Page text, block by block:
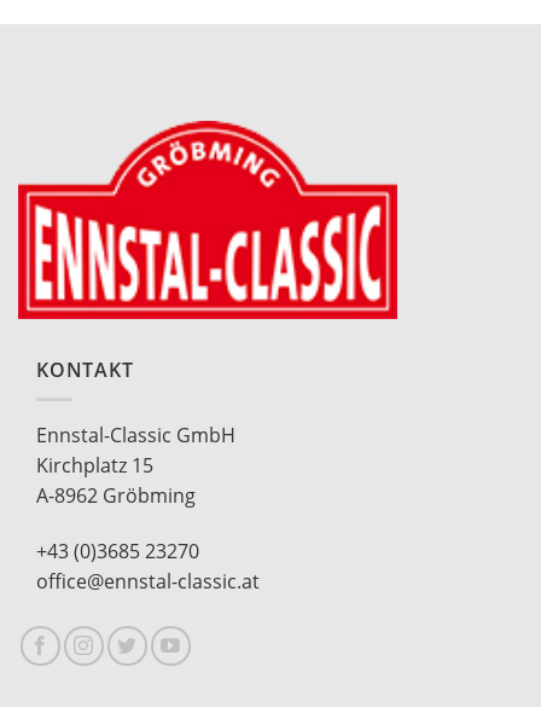
KONTAKT
Ennstal-Classic GmbH
Kirchplatz 15
A-8962 Gröbming
+43 (0)3685 23270
office@ennstal-classic.at